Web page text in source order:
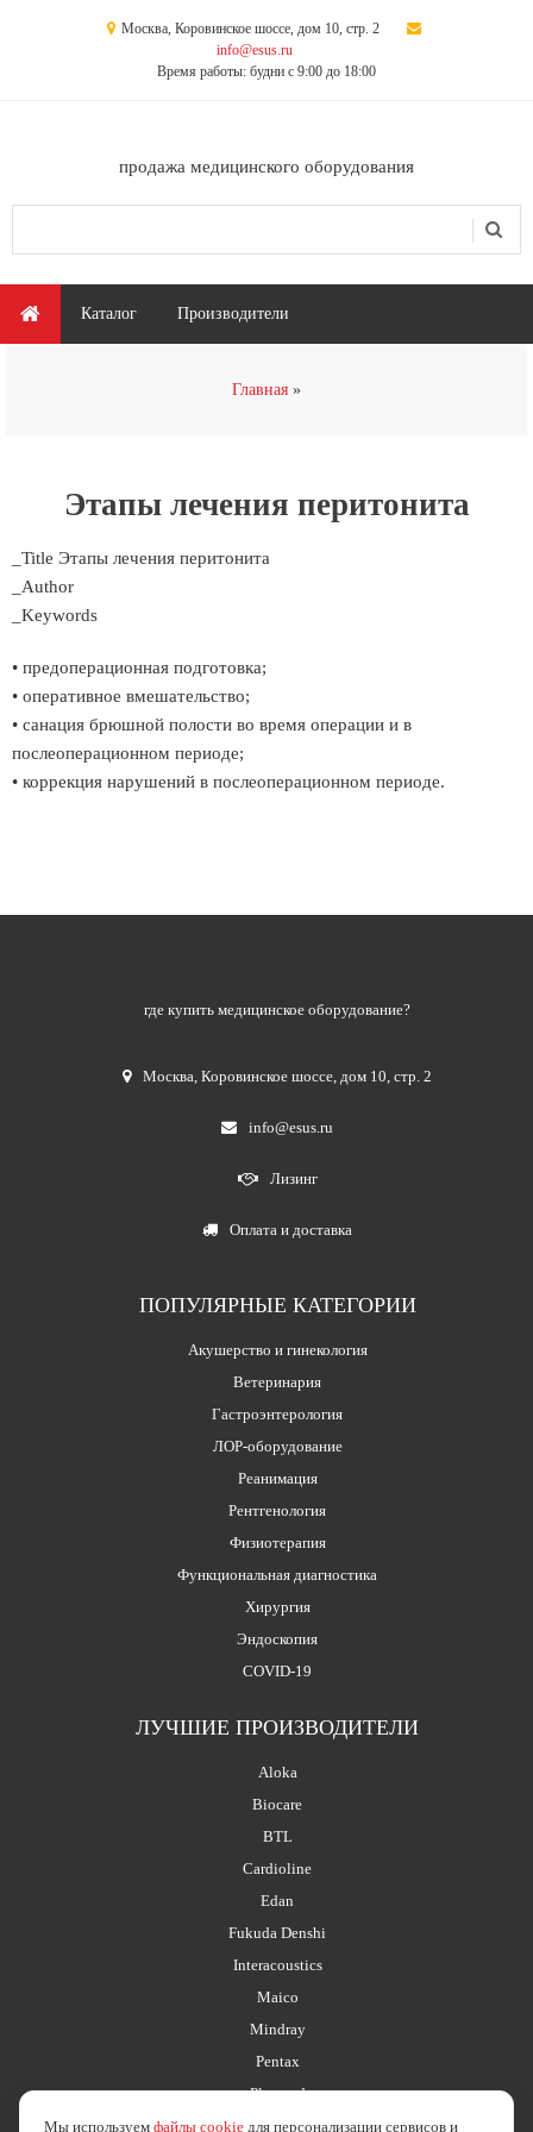
Москва, Коровинское шоссе, дом 10, стр. 2
info@esus.ru
Время работы: будни с 9:00 до 18:00
продажа медицинского оборудования
Главное меню
Каталог Производители
Главная
Этапы лечения перитонита
_Title Этапы лечения перитонита
_Author
_Keywords
• предоперационная подготовка;
• оперативное вмешательство;
• санация брюшной полости во время операции и в
послеоперационном периоде;
• коррекция нарушений в послеоперационном периоде.
где купить медицинское оборудование?
Москва,Коровинское шоссе, дом 10, стр. 2
info@esus.ru
Лизинг
Оплата и доставка
ПОПУЛЯРНЫЕ КАТЕГОРИИ
Акушерство и гинекология
Ветеринария
Гастроэнтерология
ЛОР-оборудование
Реанимация
Рентгенология
Физиотерапия
Функциональная диагностика
Хирургия
Эндоскопия
COVID-19
ЛУЧШИЕ ПРОИЗВОДИТЕЛИ
Aloka
Biocare
BTL
Cardioline
Edan
Fukuda Denshi
Interacoustics
Maico
Mindray
Pentax
Planmed
Мы используем файлы cookie для персонализации сервисов и